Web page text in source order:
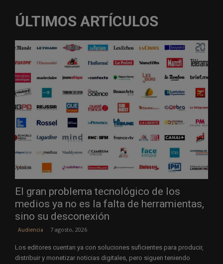
ÚLTIMOS ARTÍCULOS
El gran problema tecnológico de los
medios ya no es la falta de herramientas,
sino su desconexión
Audiencia 7 agosto, 2026
Los editores cuentan ya con soluciones suficientes para producir,
distribuir y monetizar noticias digitales, pero siguen teniendo